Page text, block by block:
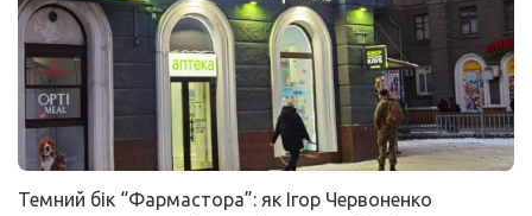
Темний бік “Фармастора”: як Ігор Червоненко